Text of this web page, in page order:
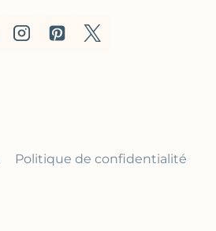
Politique de confidentialité